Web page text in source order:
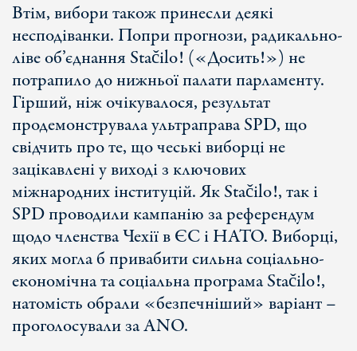
Втім, вибори також принесли деякі
несподіванки. Попри прогнози, радикально-
ліве об’єднання Stačilo! («Досить!») не
потрапило до нижньої палати парламенту.
Гірший, ніж очікувалося, результат
продемонструвала ультраправа SPD, що
свідчить про те, що чеські виборці не
зацікавлені у виході з ключових
міжнародних інституцій. Як Stačilo!, так і
SPD проводили кампанію за референдум
щодо членства Чехії в ЄС і НАТО. Виборці,
яких могла б привабити сильна соціально-
економічна та соціальна програма Stačilo!,
натомість обрали «безпечніший» варіант –
проголосували за ANO.